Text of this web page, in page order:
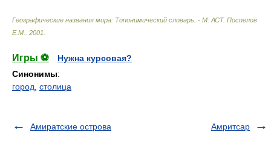
Географические названия мира: Топонимический словарь. - М: АСТ. Поспелов
Е.М.
2001
Игры ⚽
Нужна курсовая?
Синонимы:
город столица
Амиратские острова Амритсар